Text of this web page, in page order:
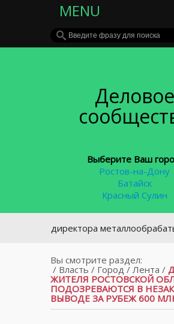
MENU
Деловое
Выберите Ваш
Ростов-на-Дону
Батайск
Красный Сулин
директора
Вы смотрите раздел:
/ Власть / Город / Лента /
ЖИТЕЛЯ РОСТОВСКОЙ
ПОДОЗРЕВАЮТСЯ В
ВЫВОДЕ ЗА РУБЕЖ 600